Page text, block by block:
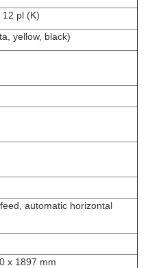
pl (K)
yellow, black)
automatic horizontal
x 1897 mm